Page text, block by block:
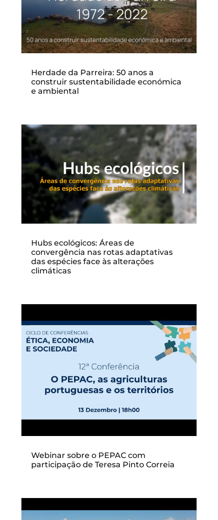
Herdade da Parreira: 50 anos a
construir sustentabilidade económica
e ambiental
Hubs ecológicos: Áreas de
convergência nas rotas adaptativas
das espécies face às alterações
climáticas
Webinar sobre o PEPAC com
participação de Teresa Pinto Correia